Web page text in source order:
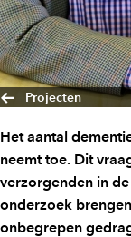
Projecten
Het aantal
neemt toe. Dit
verzorgenden in
onderzoek
onbegrepen